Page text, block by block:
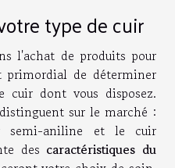
type de cuir
l'achat de produits pour
de déterminer
cuir dont vous disposez.
sur le marché :
aniline et le cuir
des caractéristiques du